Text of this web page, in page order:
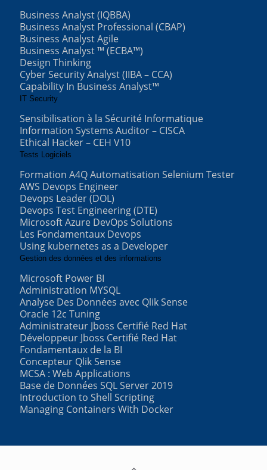
Business Analyst (IQBBA)
Business Analyst Professional (CBAP)
Business Analyst Agile
Business Analyst ™ (ECBA™)
Design Thinking
Cyber Security Analyst (IIBA – CCA)
Capability In Business Analyst™
IT Security
Sensibilisation à la Sécurité Informatique
Information Systems Auditor – CISCA
Ethical Hacker – CEH V10
Tests Logiciels
Formation A4Q Automatisation Selenium Tester
AWS Devops Engineer
Devops Leader (DOL)
Devops Test Engineering (DTE)
Microsoft Azure DevOps Solutions
Les Fondamentaux Devops
Using kubernetes as a Developer
Gestion des données et des informations
Microsoft Power BI
Administration MYSQL
Analyse Des Données avec Qlik Sense
Oracle 12c Tuning
Administrateur Jboss Certifié Red Hat
Développeur Jboss Certifié Red Hat
Fondamentaux de la BI
Concepteur Qlik Sense
MCSA : Web Applications
Base de Données SQL Server 2019
Introduction to Shell Scripting
Managing Containers With Docker